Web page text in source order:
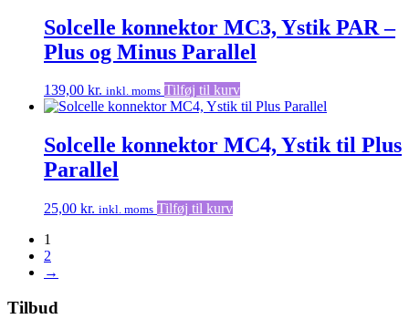
Solcelle konnektor MC3, Ystik PAR –
Plus og Minus Parallel
139,00 kr. inkl. moms Tilføj til kurv
Solcelle konnektor MC4, Ystik til Plus
Parallel
25,00 kr. inkl. moms Tilføj til kurv
1
2
→
Tilbud